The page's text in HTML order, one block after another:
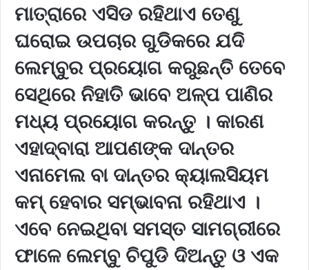
ମାତ୍ରାରେ ଏସିଡ ରହିଥାଏ ତେଣୁ
ଘରୋଇ ଉପଚାର ଗୁଡିକରେ ଯଦି
ଲେମ୍ବୁର ପ୍ରୟୋଗ କରୁଛନ୍ତି ତେବେ
ସେଥିରେ ନିହାତି ଭାବେ ଅଳ୍ପ ପାଣିର
ମଧ୍ୟ ପ୍ରୟୋଗ କରନ୍ତୁ । କାରଣ
ଏହାଦ୍ବାରା ଆପଣଙ୍କ ଦାନ୍ତର
ଏନାମେଲ ବା ଦାନ୍ତର କ୍ୟାଲସିୟମ
କମ୍ ହେବାର ସମ୍ଭାବନା ରହିଥାଏ ।
ଏବେ ନେଇଥିବା ସମସ୍ତ ସାମଗ୍ରୀରେ
ଫାଳେ ଲେମ୍ବୁ ଚିପୁଡି ଦିଅନ୍ତୁ ଓ ଏକ